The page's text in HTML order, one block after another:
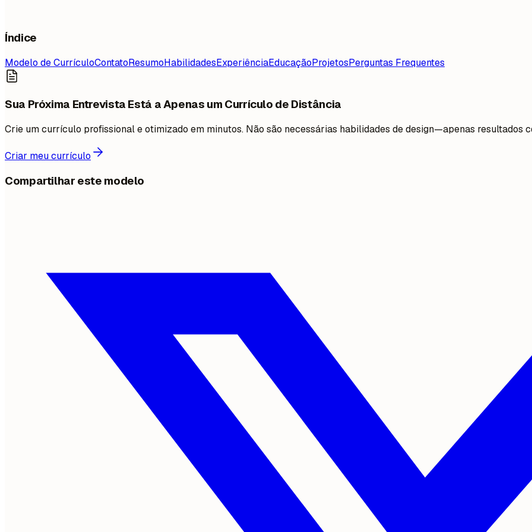
Índice
Modelo de CurrículoContatoResumoHabilidadesExperiênciaEducaçãoProjetosPerguntas Frequentes
Sua Próxima Entrevista Está a Apenas um Currículo de Distância
Crie um currículo profissional e otimizado em minutos. Não são necessárias habilidades de design—apenas resultados
Criar meu currículo
Compartilhar este modelo